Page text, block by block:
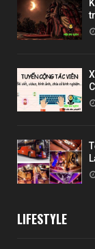
LIFESTYLE